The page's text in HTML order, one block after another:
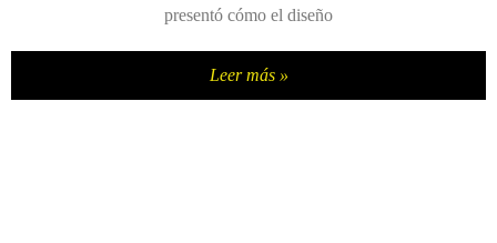
presentó cómo el diseño
Leer más »